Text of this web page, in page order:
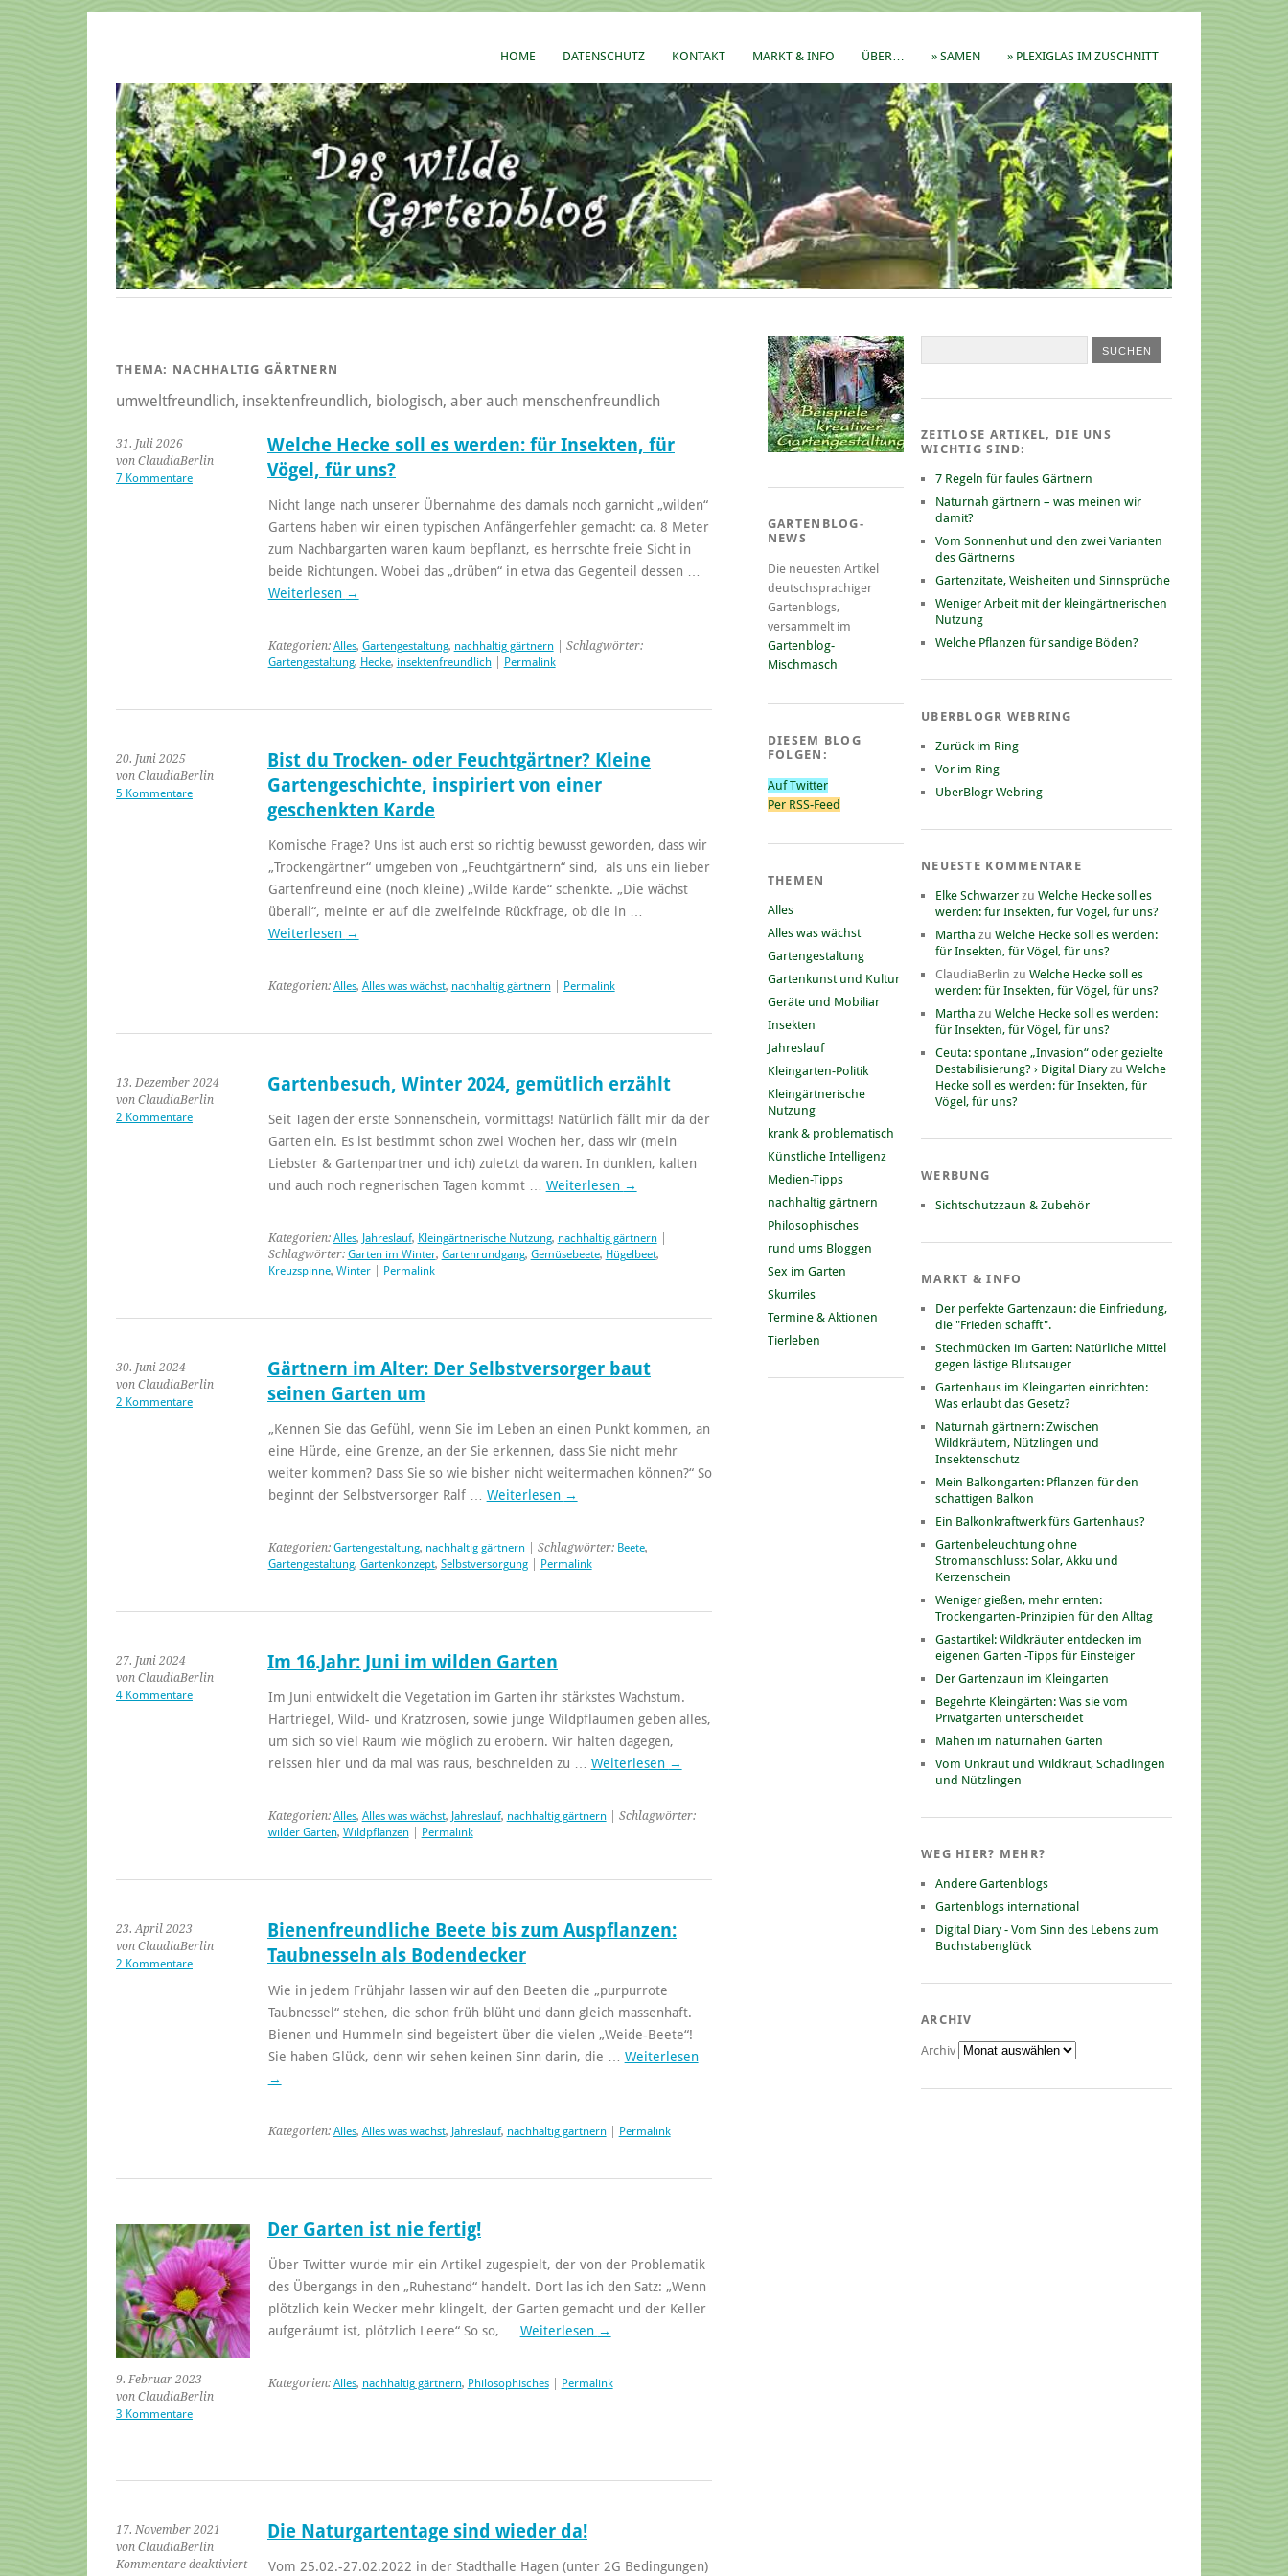
HOME DATENSCHUTZ KONTAKT MARKT & INFO ÜBER… » SAMEN » PLEXIGLAS IM ZUSCHNITT
THEMA: NACHHALTIG GÄRTNERN
umweltfreundlich, insektenfreundlich, biologisch, aber auch menschenfreundlich
31. Juli 2026
von ClaudiaBerlin
7 Kommentare
Welche Hecke soll es werden: für Insekten, für
Vögel, für uns?
Nicht lange nach unserer Übernahme des damals noch garnicht „wilden“
Gartens haben wir einen typischen Anfängerfehler gemacht: ca. 8 Meter
zum Nachbargarten waren kaum bepflanzt, es herrschte freie Sicht in
beide Richtungen. Wobei das „drüben“ in etwa das Gegenteil dessen …
Weiterlesen →
Kategorien: Alles, Gartengestaltung, nachhaltig gärtnern| Schlagwörter:
Gartengestaltung, Hecke, insektenfreundlich| Permalink
20. Juni 2025
von ClaudiaBerlin
5 Kommentare
Bist du Trocken- oder Feuchtgärtner? Kleine
Gartengeschichte, inspiriert von einer
geschenkten Karde
Komische Frage? Uns ist auch erst so richtig bewusst geworden, dass wir
„Trockengärtner“ umgeben von „Feuchtgärtnern“ sind, als uns ein lieber
Gartenfreund eine (noch kleine) „Wilde Karde“ schenkte. „Die wächst
überall“, meinte er auf die zweifelnde Rückfrage, ob die in …
Weiterlesen →
Kategorien: Alles, Alles was wächst, nachhaltig gärtnern| Permalink
13. Dezember 2024
von ClaudiaBerlin
2 Kommentare
Gartenbesuch, Winter 2024, gemütlich erzählt
Seit Tagen der erste Sonnenschein, vormittags! Natürlich fällt mir da der
Garten ein. Es ist bestimmt schon zwei Wochen her, dass wir (mein
Liebster & Gartenpartner und ich) zuletzt da waren. In dunklen, kalten
und auch noch regnerischen Tagen kommt … Weiterlesen →
Kategorien: Alles, Jahreslauf, Kleingärtnerische Nutzung, nachhaltig gärtnern|
Schlagwörter: Garten im Winter, Gartenrundgang, Gemüsebeete, Hügelbeet,
Kreuzspinne, Winter| Permalink
30. Juni 2024
von ClaudiaBerlin
2 Kommentare
Gärtnern im Alter: Der Selbstversorger baut
seinen Garten um
„Kennen Sie das Gefühl, wenn Sie im Leben an einen Punkt kommen, an
eine Hürde, eine Grenze, an der Sie erkennen, dass Sie nicht mehr
weiter kommen? Dass Sie so wie bisher nicht weitermachen können?“ So
beginnt der Selbstversorger Ralf … Weiterlesen →
Kategorien: Gartengestaltung, nachhaltig gärtnern| Schlagwörter: Beete,
Gartengestaltung, Gartenkonzept, Selbstversorgung| Permalink
27. Juni 2024
von ClaudiaBerlin
4 Kommentare
Im 16.Jahr: Juni im wilden Garten
Im Juni entwickelt die Vegetation im Garten ihr stärkstes Wachstum.
Hartriegel, Wild- und Kratzrosen, sowie junge Wildpflaumen geben alles,
um sich so viel Raum wie möglich zu erobern. Wir halten dagegen,
reissen hier und da mal was raus, beschneiden zu … Weiterlesen →
Kategorien: Alles, Alles was wächst, Jahreslauf, nachhaltig gärtnern| Schlagwörter:
wilder Garten, Wildpflanzen| Permalink
23. April 2023
von ClaudiaBerlin
2 Kommentare
Bienenfreundliche Beete bis zum Auspflanzen:
Taubnesseln als Bodendecker
Wie in jedem Frühjahr lassen wir auf den Beeten die „purpurrote
Taubnessel“ stehen, die schon früh blüht und dann gleich massenhaft.
Bienen und Hummeln sind begeistert über die vielen „Weide-Beete“!
Sie haben Glück, denn wir sehen keinen Sinn darin, die … Weiterlesen
→
Kategorien: Alles, Alles was wächst, Jahreslauf, nachhaltig gärtnern| Permalink
9. Februar 2023
von ClaudiaBerlin
3 Kommentare
Der Garten ist nie fertig!
Über Twitter wurde mir ein Artikel zugespielt, der von der Problematik
des Übergangs in den „Ruhestand“ handelt. Dort las ich den Satz: „Wenn
plötzlich kein Wecker mehr klingelt, der Garten gemacht und der Keller
aufgeräumt ist, plötzlich Leere“ So so, … Weiterlesen →
Kategorien: Alles, nachhaltig gärtnern, Philosophisches| Permalink
17. November 2021
von ClaudiaBerlin
Kommentare deaktiviert
Die Naturgartentage sind wieder da!
Vom 25.02.-27.02.2022 in der Stadthalle Hagen (unter 2G Bedingungen)
GARTENBLOG-
NEWS
Die neuesten Artikel
deutschsprachiger
Gartenblogs,
versammelt im
Gartenblog-
Mischmasch
DIESEM BLOG
FOLGEN:
Auf Twitter
Per RSS-Feed
THEMEN
Alles
Alles was wächst
Gartengestaltung
Gartenkunst und Kultur
Geräte und Mobiliar
Insekten
Jahreslauf
Kleingarten-Politik
Kleingärtnerische
Nutzung
krank & problematisch
Künstliche Intelligenz
Medien-Tipps
nachhaltig gärtnern
Philosophisches
rund ums Bloggen
Sex im Garten
Skurriles
Termine & Aktionen
Tierleben
ZEITLOSE ARTIKEL, DIE UNS
WICHTIG SIND:
7 Regeln für faules Gärtnern
Naturnah gärtnern – was meinen wir
damit?
Vom Sonnenhut und den zwei Varianten
des Gärtnerns
Gartenzitate, Weisheiten und Sinnsprüche
Weniger Arbeit mit der kleingärtnerischen
Nutzung
Welche Pflanzen für sandige Böden?
UBERBLOGR WEBRING
Zurück im Ring
Vor im Ring
UberBlogr Webring
NEUESTE KOMMENTARE
Elke Schwarzer zu Welche Hecke soll es
werden: für Insekten, für Vögel, für uns?
Martha zu Welche Hecke soll es werden:
für Insekten, für Vögel, für uns?
ClaudiaBerlin zu Welche Hecke soll es
werden: für Insekten, für Vögel, für uns?
Martha zu Welche Hecke soll es werden:
für Insekten, für Vögel, für uns?
Ceuta: spontane „Invasion“ oder gezielte
Destabilisierung? › Digital Diaryzu Welche
Hecke soll es werden: für Insekten, für
Vögel, für uns?
WERBUNG
Sichtschutzzaun & Zubehör
MARKT & INFO
Der perfekte Gartenzaun: die Einfriedung,
die "Frieden schafft".
Stechmücken im Garten: Natürliche Mittel
gegen lästige Blutsauger
Gartenhaus im Kleingarten einrichten:
Was erlaubt das Gesetz?
Naturnah gärtnern: Zwischen
Wildkräutern, Nützlingen und
Insektenschutz
Mein Balkongarten: Pflanzen für den
schattigen Balkon
Ein Balkonkraftwerk fürs Gartenhaus?
Gartenbeleuchtung ohne
Stromanschluss: Solar, Akku und
Kerzenschein
Weniger gießen, mehr ernten:
Trockengarten-Prinzipien für den Alltag
Gastartikel: Wildkräuter entdecken im
eigenen Garten -Tipps für Einsteiger
Der Gartenzaun im Kleingarten
Begehrte Kleingärten: Was sie vom
Privatgarten unterscheidet
Mähen im naturnahen Garten
Vom Unkraut und Wildkraut, Schädlingen
und Nützlingen
WEG HIER? MEHR?
Andere Gartenblogs
Gartenblogs international
Digital Diary - Vom Sinn des Lebens zum
Buchstabenglück
ARCHIV
Archiv